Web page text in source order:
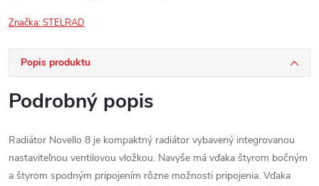
Značka:STELRAD
Popis produktu
Podrobný popis
Radiátor Novello 8 je kompaktný radiátor vybavený integrovanou
nastaviteľnou ventilovou vložkou. Navyše má vďaka štyrom bočným
a štyrom spodným pripojením rôzne možnosti pripojenia. Vďaka